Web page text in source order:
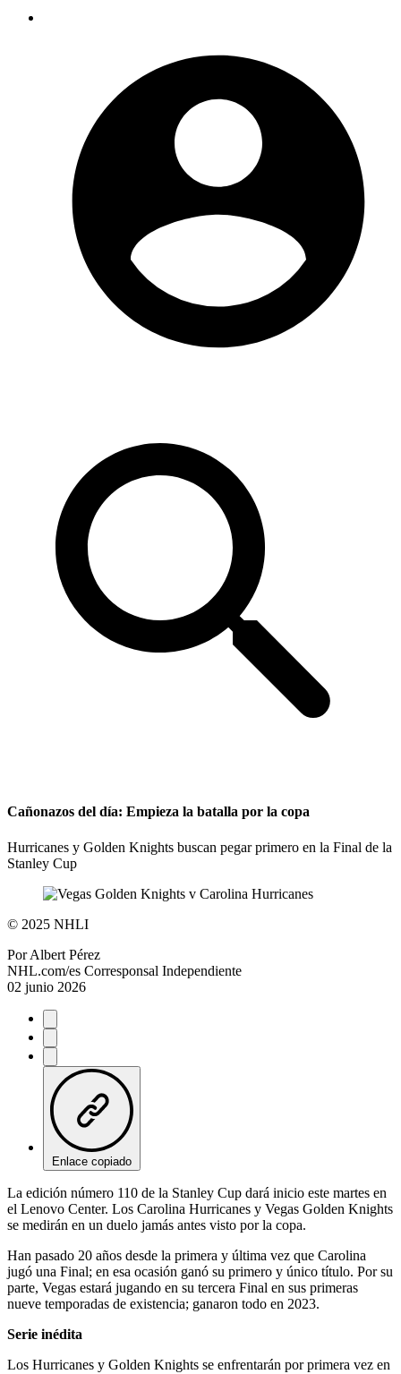
Cañonazos del día: Empieza la batalla por la copa
Hurricanes y Golden Knights buscan pegar primero en la Final de la
Stanley Cup
© 2025 NHLI
Por Albert Pérez
NHL.com/es Corresponsal Independiente
02 junio 2026
Enlace copiado
La edición número 110 de la Stanley Cup dará inicio este martes en
el Lenovo Center. Los Carolina Hurricanes y Vegas Golden Knights
se medirán en un duelo jamás antes visto por la copa.
Han pasado 20 años desde la primera y última vez que Carolina
jugó una Final; en esa ocasión ganó su primero y único título. Por su
parte, Vegas estará jugando en su tercera Final en sus primeras
nueve temporadas de existencia; ganaron todo en 2023.
Serie inédita
Los Hurricanes y Golden Knights se enfrentarán por primera vez en